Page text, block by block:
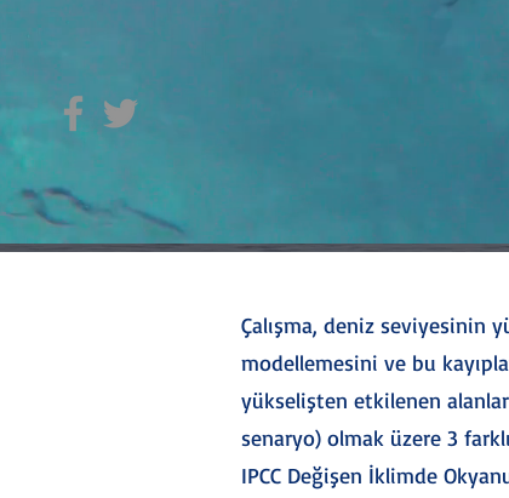
Çalışma, deniz seviyesinin
modellemesini ve bu
yükselişten etkilenen
senaryo) olmak üzere 3
IPCC Değişen İklimde